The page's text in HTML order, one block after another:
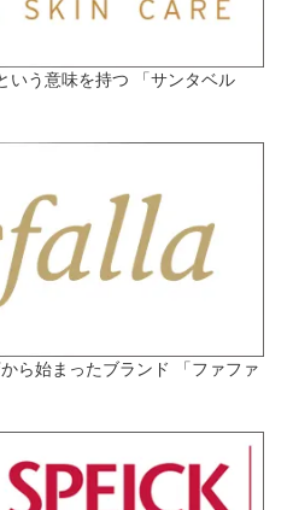
いう意味を持つ 「サンタベル
ら始まったブランド 「ファファ